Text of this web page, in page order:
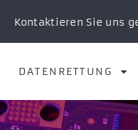
Kontaktieren Sie uns
DATENRETTUNG